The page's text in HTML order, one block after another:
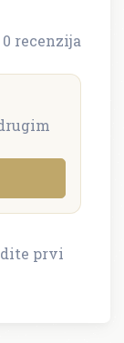
0 recenzija
prvi